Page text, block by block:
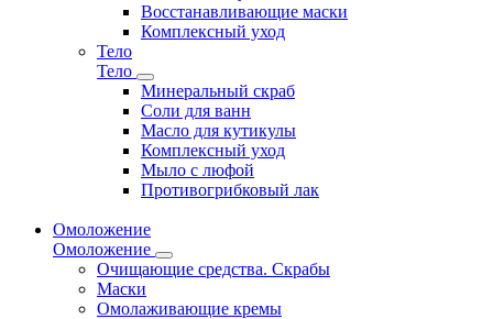
Восстанавливающие маски
Комплексный уход
Тело
Тело
Минеральный скраб
Соли для ванн
Масло для кутикулы
Комплексный уход
Мыло с люфой
Противогрибковый лак
Омоложение
Омоложение
Очищающие средства. Скрабы
Маски
Омолаживающие кремы